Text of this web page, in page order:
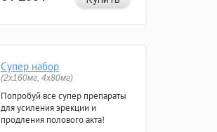
Супер набор
(2х160мг, 4х80мг)
Попробуй все супер препараты
для усиления эрекции и
продления полового акта!